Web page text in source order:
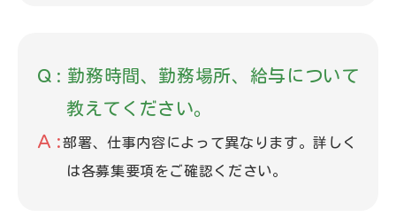
勤務時間、勤務場所、給与について
教えてください。
部署、仕事内容によって異なります。詳しく
は各募集要項をご確認ください。